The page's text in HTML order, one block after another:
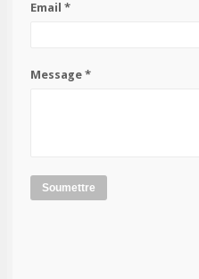
Email *
Message *
Soumettre